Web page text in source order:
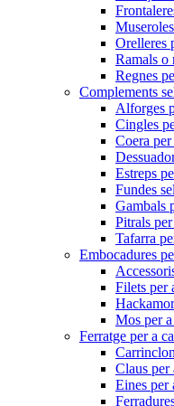
Orelleres
Ramals o
Regnes
Complements
Alforges
Cingles
Coera
Estreps
Fundes
Gambals
Pitrals
Tafarra
Embocadures
Filets per
Mos per
Ferratge per a
Claus per
Eines per